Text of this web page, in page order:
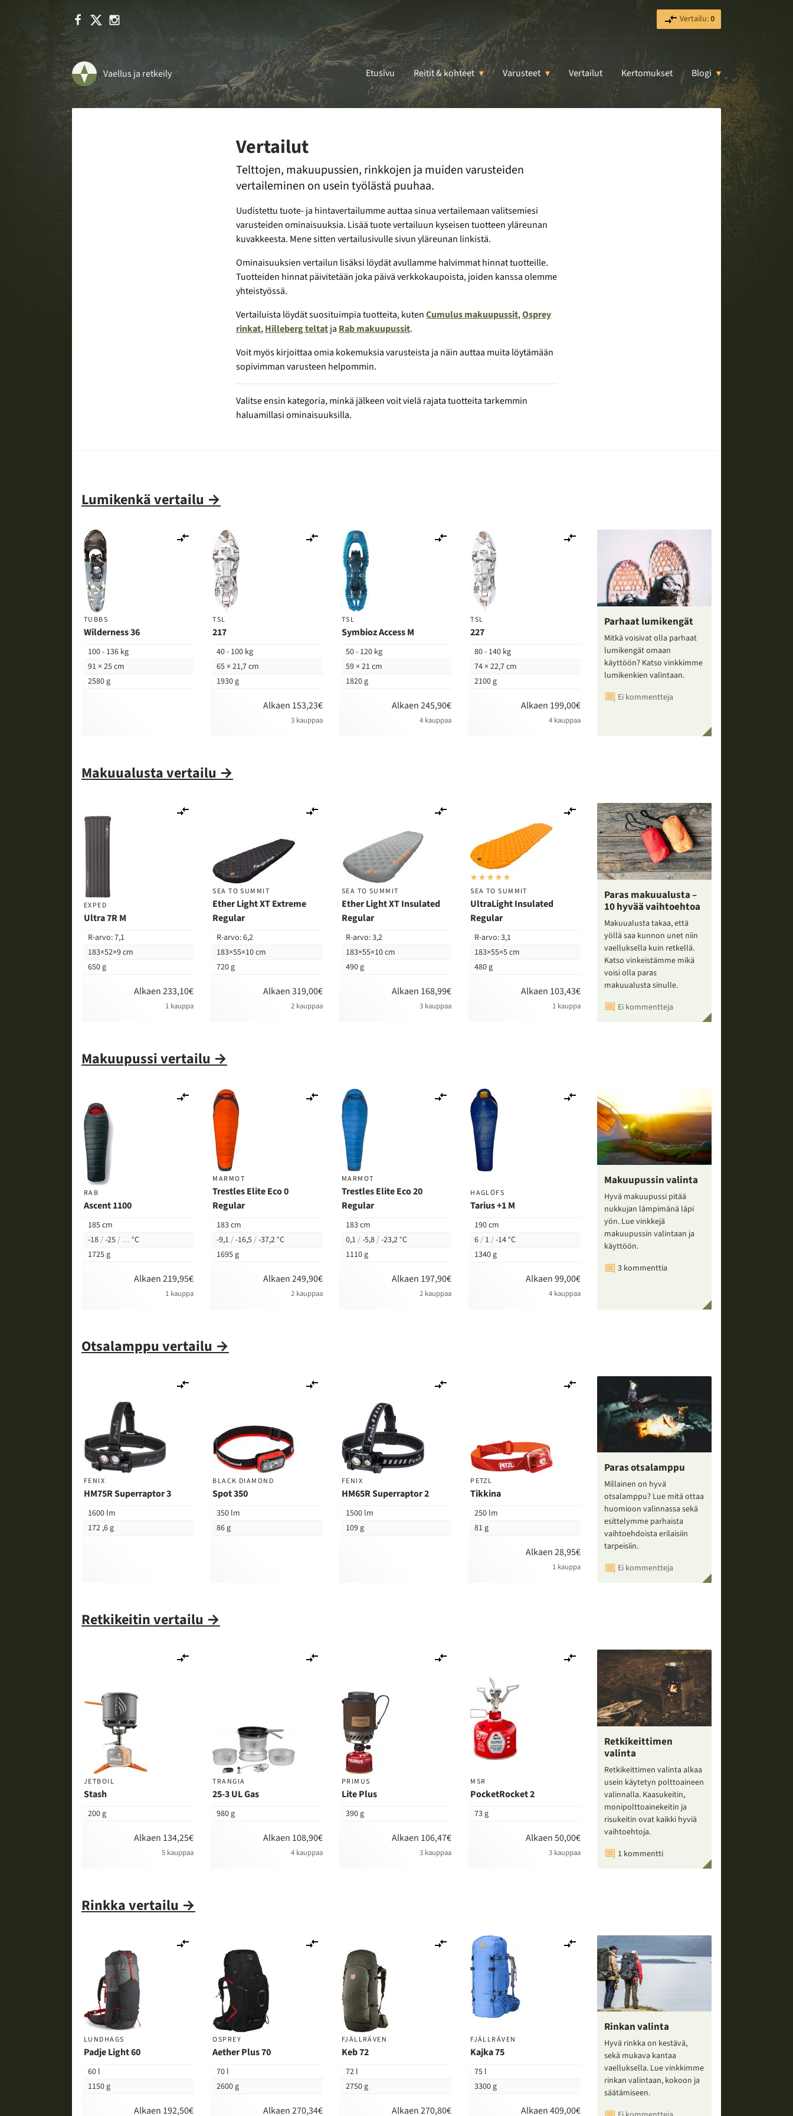
Facebook Vertailu:0
Vaellus ja retkeily Etusivu Reitit & kohteet Varusteet Vertailut Kertomukset Blogi
Vertailut
Telttojen, makuupussien, rinkkojen ja muiden varusteiden
vertaileminen on usein työlästä puuhaa.
Uudistettu tuote- ja hintavertailumme auttaa sinua vertailemaan valitsemiesi
varusteiden ominaisuuksia. Lisää tuote vertailuun kyseisen tuotteen yläreunan
kuvakkeesta. Mene sitten vertailusivulle sivun yläreunan linkistä.
Ominaisuuksien vertailun lisäksi löydät avullamme halvimmat hinnat tuotteille.
Tuotteiden hinnat päivitetään joka päivä verkkokaupoista, joiden kanssa olemme
yhteistyössä.
Vertailuista löydät suosituimpia tuotteita, kutenCumulus makuupussit,Osprey
rinkat,Hilleberg teltatja Rab makuupussit.
Voit myös kirjoittaa omia kokemuksia varusteista ja näin auttaa muita löytämään
sopivimman varusteen helpommin.
Valitse ensin kategoria, minkä jälkeen voit vielä rajata tuotteita tarkemmin
haluamillasi ominaisuuksilla.
Lumikenkä vertailu →
TUBBS
Wilderness 36
100 - 136 kg
91 × 25 cm
2580 g
vertailuun
TSL
217
40 - 100 kg
65 × 21,7 cm
1930 g
Alkaen 153,23€
3 kauppaa
vertailuun
TSL
Symbioz Access M
50 - 120 kg
59 × 21 cm
1820 g
Alkaen 245,90€
4 kauppaa
vertailuun
TSL
227
80 - 140 kg
74 × 22,7 cm
2100 g
Alkaen 199,00€
4 kauppaa
Parhaat lumikengät
Mitkä voisivat olla parhaat
lumikengät omaan
käyttöön? Katso vinkkimme
lumikenkien valintaan.
Ei kommentteja
Makuualusta vertailu →
EXPED
Ultra 7R M
R-arvo: 7,1
183×52×9 cm
650 g
Alkaen 233,10€
1 kauppa
SEA TO SUMMIT
Ether Light XT Extreme
Regular
R-arvo: 6,2
183×55×10 cm
720 g
Alkaen 319,00€
2 kauppaa
SEA TO SUMMIT
Ether Light XT Insulated
Regular
R-arvo: 3,2
183×55×10 cm
490 g
Alkaen 168,99€
3 kauppaa
SEA TO SUMMIT
UltraLight Insulated
Regular
R-arvo: 3,1
183×55×5 cm
480 g
Alkaen 103,43€
1 kauppa
vertailuun
Paras makuualusta –
10 hyvää vaihtoehtoa
Makuualusta takaa, että
yöllä saa kunnon unet niin
vaelluksella kuin retkellä.
Katso vinkeistämme mikä
voisi olla paras
makuualusta sinulle.
Ei kommentteja
Makuupussi vertailu →
RAB
Ascent 1100
185 cm
-18/-25/ … °C
1725 g
Alkaen 219,95€
1 kauppa
vertailuun
MARMOT
Trestles Elite Eco 0
Regular
183 cm
-9,1/-16,5/-37,2 °C
1695 g
Alkaen 249,90€
2 kauppaa
vertailuun
MARMOT
Trestles Elite Eco 20
Regular
183 cm
0,1/-5,8/-23,2 °C
1110 g
Alkaen 197,90€
2 kauppaa
vertailuun
HAGLÖFS
Tarius +1 M
190 cm
6/ 1/-14 °C
1340 g
Alkaen 99,00€
4 kauppaa
vertailuun
Makuupussin valinta
Hyvä makuupussi pitää
nukkujan lämpimänä läpi
yön. Lue vinkkejä
makuupussin valintaan ja
käyttöön.
3 kommenttia
Otsalamppu vertailu →
FENIX
HM75R Superraptor 3
1600 lm
172 ,6 g
BLACK DIAMOND
Spot 350
350 lm
86 g
FENIX
HM65R Superraptor 2
1500 lm
109 g
PETZL
Tikkina
250 lm
81 g
Alkaen 28,95€
1 kauppa
vertailuun
Paras otsalamppu
Millainen on hyvä
otsalamppu? Lue mitä ottaa
huomioon valinnassa sekä
esittelymme parhaista
vaihtoehdoista erilaisiin
tarpeisiin.
Ei kommentteja
Retkikeitin vertailu →
JETBOIL
Stash
200 g
Alkaen 134,25€
5 kauppaa
TRANGIA
25-3 UL Gas
980 g
Alkaen 108,90€
4 kauppaa
PRIMUS
Lite Plus
390 g
Alkaen 106,47€
3 kauppaa
MSR
PocketRocket 2
73 g
Alkaen 50,00€
3 kauppaa
vertailuun
Retkikeittimen
valinta
Retkikeittimen valinta alkaa
usein käytetyn polttoaineen
valinnalla. Kaasukeitin,
monipolttoainekeitin ja
risukeitin ovat kaikki hyviä
vaihtoehtoja.
1 kommentti
Rinkka vertailu →
LUNDHAGS
Padje Light 60
60 l
1150 g
Alkaen 192,50€
vertailuun
OSPREY
Aether Plus 70
70 l
2600 g
Alkaen 270,34€
vertailuun
FJÄLLRÄVEN
Keb 72
72 l
2750 g
Alkaen 270,80€
vertailuun
FJÄLLRÄVEN
Kajka 75
75 l
3300 g
Alkaen 409,00€
vertailuun
Rinkan valinta
Hyvä rinkka on kestävä,
sekä mukava kantaa
vaelluksella. Lue vinkkimme
rinkan valintaan, kokoon ja
säätämiseen.